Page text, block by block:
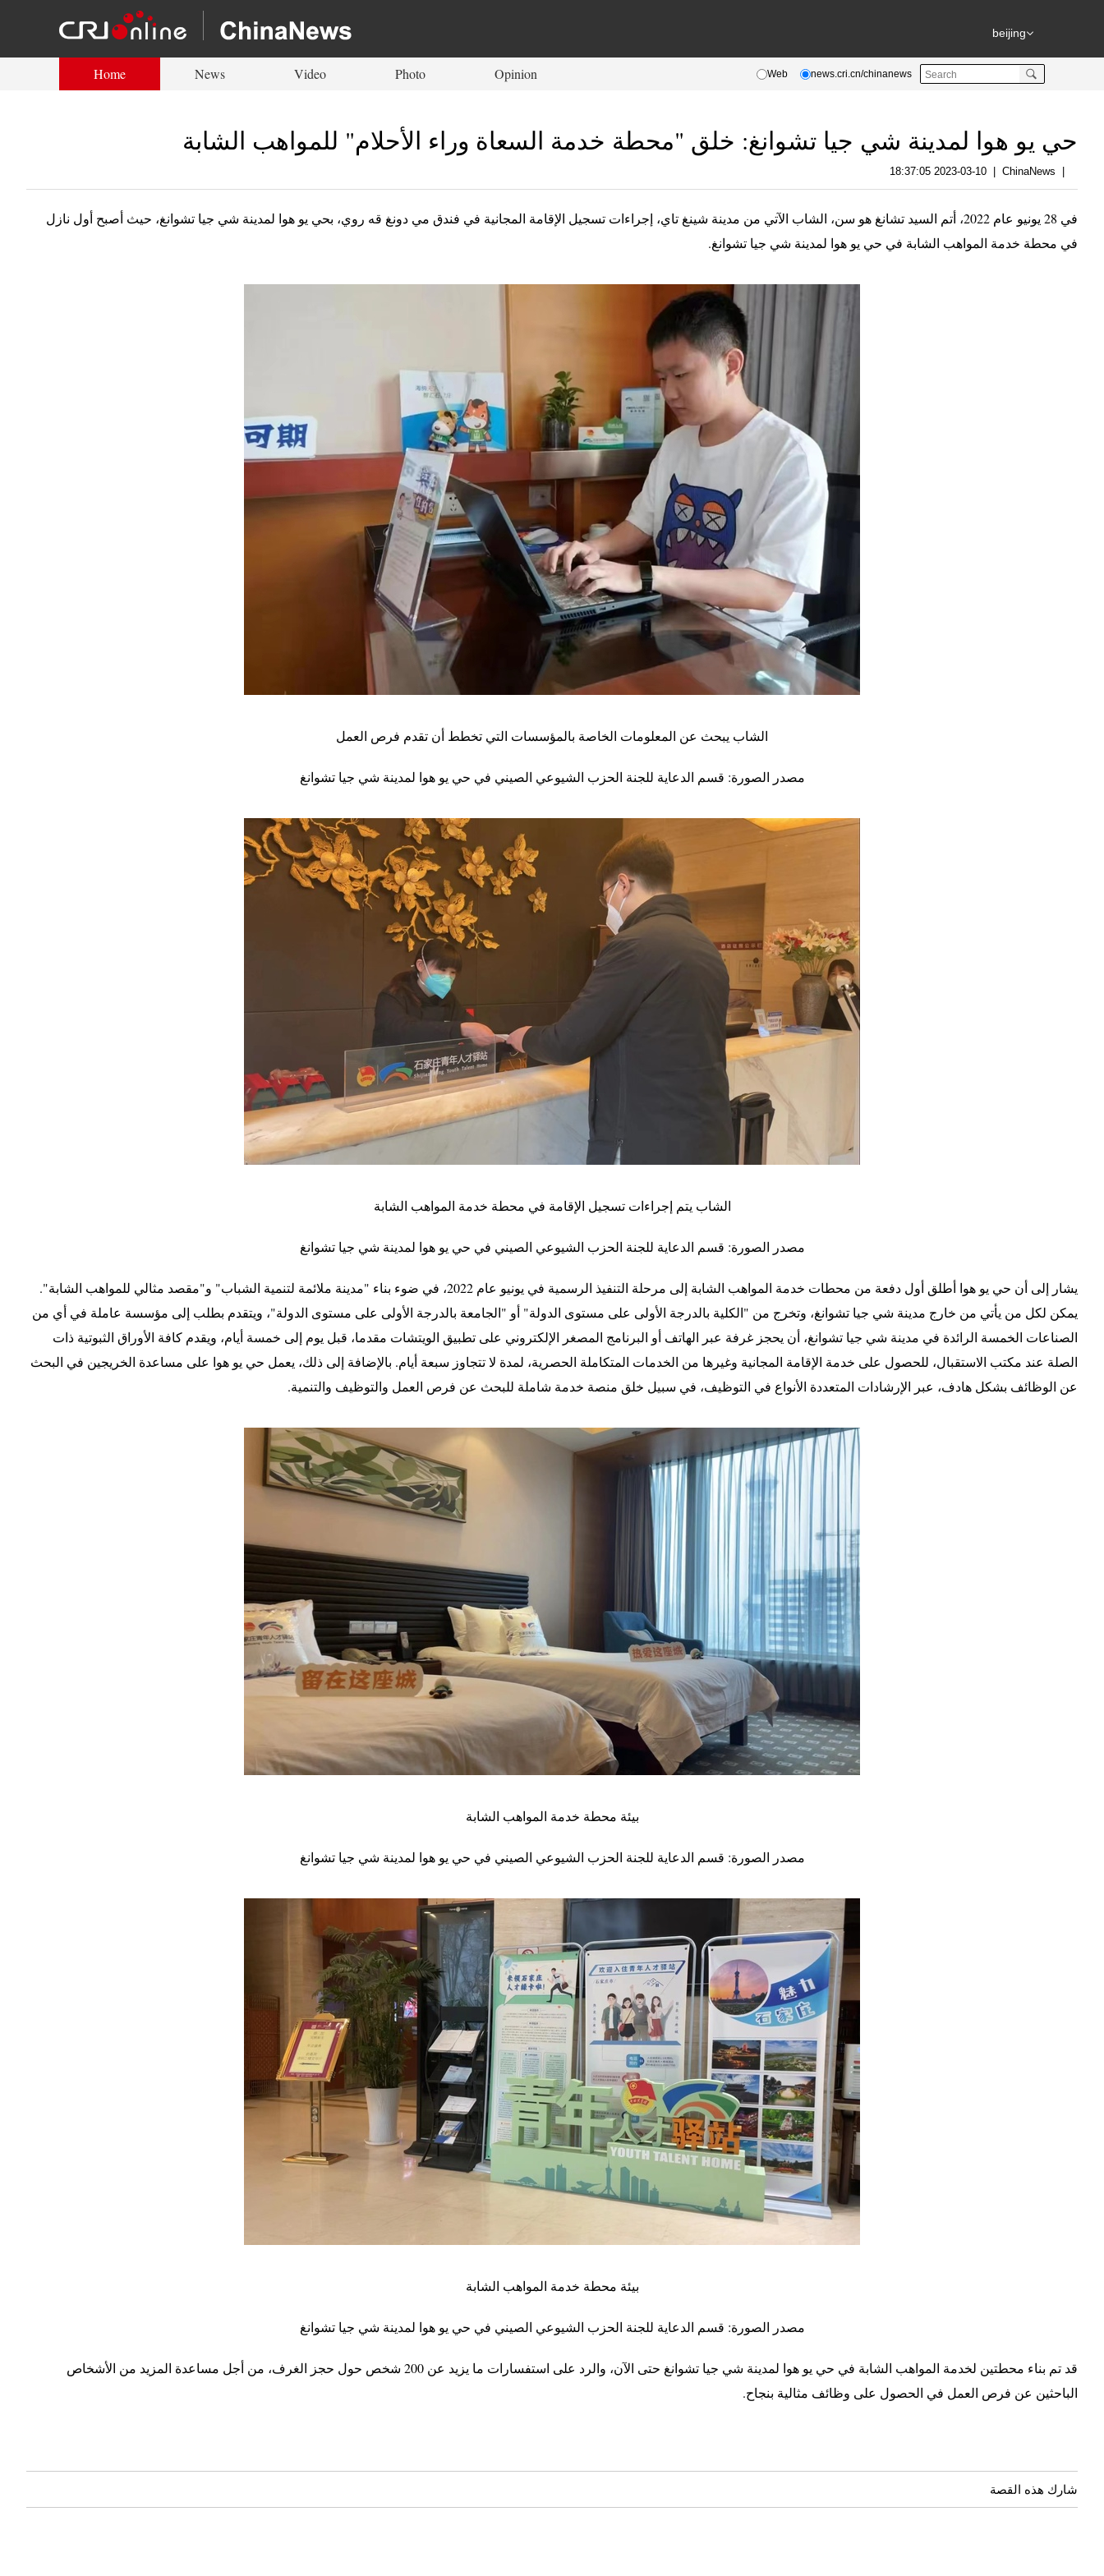
beijing
Home News Video Photo Opinion Web news.cri.cn/chinanews
حي يو هوا لمدينة شي جيا تشوانغ: خلق "محطة خدمة السعاة وراء الأحلام" للمواهب الشابة
ChinaNews
2023-03-10 18:37:05
في 28 يونيو عام 2022، أتم السيد تشانغ هو سن، الشاب الآتي من مدينة شينغ تاي، إجراءات تسجيل الإقامة المجانية في فندق مي دونغ قه روي، بحي يو هوا لمدينة شي جيا تشوانغ، حيث أصبح أول نازل
في محطة خدمة المواهب الشابة في حي يو هوا لمدينة شي جيا تشوانغ.
الشاب يبحث عن المعلومات الخاصة بالمؤسسات التي تخطط أن تقدم فرص العمل
مصدر الصورة: قسم الدعاية للجنة الحزب الشيوعي الصيني في حي يو هوا لمدينة شي جيا تشوانغ
الشاب يتم إجراءات تسجيل الإقامة في محطة خدمة المواهب الشابة
مصدر الصورة: قسم الدعاية للجنة الحزب الشيوعي الصيني في حي يو هوا لمدينة شي جيا تشوانغ
يشار إلى أن حي يو هوا أطلق أول دفعة من محطات خدمة المواهب الشابة إلى مرحلة التنفيذ الرسمية في يونيو عام 2022، في ضوء بناء "مدينة ملائمة لتنمية الشباب" و"مقصد مثالي للمواهب الشابة".
يمكن لكل من يأتي من خارج مدينة شي جيا تشوانغ، وتخرج من "الكلية بالدرجة الأولى على مستوى الدولة" أو "الجامعة بالدرجة الأولى على مستوى الدولة"، ويتقدم بطلب إلى مؤسسة عاملة في أي من
الصناعات الخمسة الرائدة في مدينة شي جيا تشوانغ، أن يحجز غرفة عبر الهاتف أو البرنامج المصغر الإلكتروني على تطبيق الويتشات مقدما، قبل يوم إلى خمسة أيام، ويقدم كافة الأوراق الثبوتية ذات
الصلة عند مكتب الاستقبال، للحصول على خدمة الإقامة المجانية وغيرها من الخدمات المتكاملة الحصرية، لمدة لا تتجاوز سبعة أيام. بالإضافة إلى ذلك، يعمل حي يو هوا على مساعدة الخريجين في البحث
عن الوظائف بشكل هادف، عبر الإرشادات المتعددة الأنواع في التوظيف، في سبيل خلق منصة خدمة شاملة للبحث عن فرص العمل والتوظيف والتنمية.
بيئة محطة خدمة المواهب الشابة
مصدر الصورة: قسم الدعاية للجنة الحزب الشيوعي الصيني في حي يو هوا لمدينة شي جيا تشوانغ
بيئة محطة خدمة المواهب الشابة
مصدر الصورة: قسم الدعاية للجنة الحزب الشيوعي الصيني في حي يو هوا لمدينة شي جيا تشوانغ
قد تم بناء محطتين لخدمة المواهب الشابة في حي يو هوا لمدينة شي جيا تشوانغ حتى الآن، والرد على استفسارات ما يزيد عن 200 شخص حول حجز الغرف، من أجل مساعدة المزيد من الأشخاص
الباحثين عن فرص العمل في الحصول على وظائف مثالية بنجاح.
شارك هذه القصة